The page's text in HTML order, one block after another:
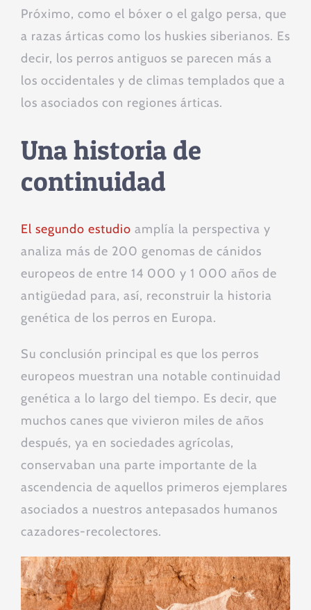
Próximo, como el bóxer o el galgo persa, que
a razas árticas como los huskies siberianos. Es
decir, los perros antiguos se parecen más a
los occidentales y de climas templados que a
los asociados con regiones árticas.
Una historia de
continuidad
El segundo estudio amplía la perspectiva y
analiza más de 200 genomas de cánidos
europeos de entre 14 000 y 1 000 años de
antigüedad para, así, reconstruir la historia
genética de los perros en Europa.
Su conclusión principal es que los perros
europeos muestran una notable continuidad
genética a lo largo del tiempo. Es decir, que
muchos canes que vivieron miles de años
después, ya en sociedades agrícolas,
conservaban una parte importante de la
ascendencia de aquellos primeros ejemplares
asociados a nuestros antepasados humanos
cazadores-recolectores.